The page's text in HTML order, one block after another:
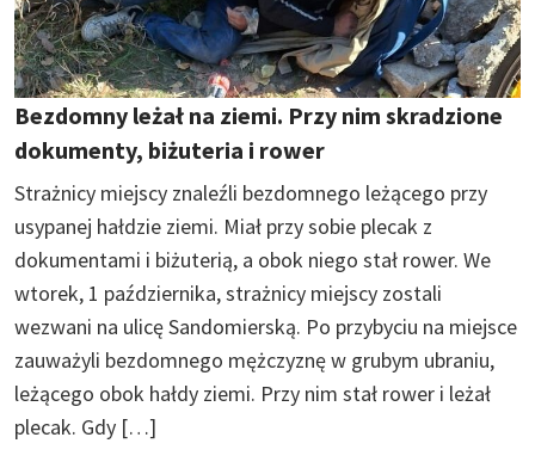
Bezdomny leżał na ziemi. Przy nim skradzione
dokumenty, biżuteria i rower
Strażnicy miejscy znaleźli bezdomnego leżącego przy
usypanej hałdzie ziemi. Miał przy sobie plecak z
dokumentami i biżuterią, a obok niego stał rower. We
wtorek, 1 października, strażnicy miejscy zostali
wezwani na ulicę Sandomierską. Po przybyciu na miejsce
zauważyli bezdomnego mężczyznę w grubym ubraniu,
leżącego obok hałdy ziemi. Przy nim stał rower i leżał
plecak. Gdy […]